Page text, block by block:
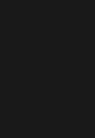
ventana)